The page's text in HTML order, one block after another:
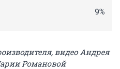
9%
видео Андрея
Романовой